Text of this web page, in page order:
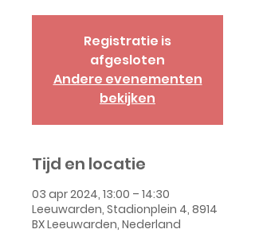
Registratie is
afgesloten
Andere evenementen
bekijken
Tijd en locatie
03 apr 2024, 13:00 – 14:30
Leeuwarden, Stadionplein 4, 8914
BX Leeuwarden, Nederland